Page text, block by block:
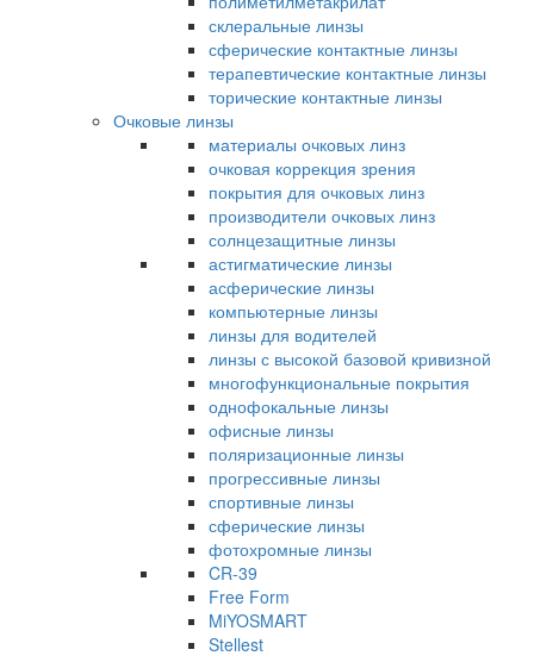
склеральные линзы
сферические контактные линзы
терапевтические контактные линзы
торические контактные линзы
Очковые линзы
материалы очковых линз
очковая коррекция зрения
покрытия для очковых линз
производители очковых линз
солнцезащитные линзы
астигматические линзы
асферические линзы
компьютерные линзы
линзы для водителей
линзы с высокой базовой кривизной
многофункциональные покрытия
однофокальные линзы
офисные линзы
поляризационные линзы
прогрессивные линзы
спортивные линзы
сферические линзы
фотохромные линзы
CR-39
Free Form
MiYOSMART
Stellest